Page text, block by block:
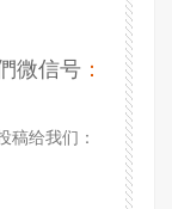
微信号 ：
稿给我们：